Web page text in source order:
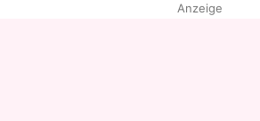
Anzeige